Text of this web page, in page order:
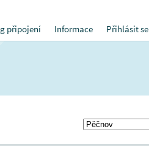
připojení Informace Přihlásit se